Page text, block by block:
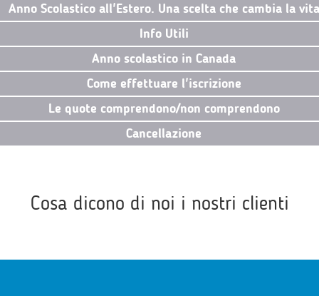
Anno Scolastico all'Estero. Una scelta che cambia la vita
Info Utili
Anno scolastico in Canada
Come effettuare l'iscrizione
Le quote comprendono/non comprendono
Cancellazione
Cosa dicono di noi i nostri clienti